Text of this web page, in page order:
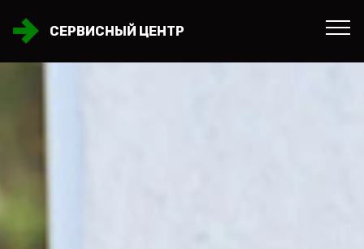
СЕРВИСНЫЙ ЦЕНТР